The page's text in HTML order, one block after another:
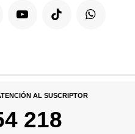
AL SUSCRIPTOR
218